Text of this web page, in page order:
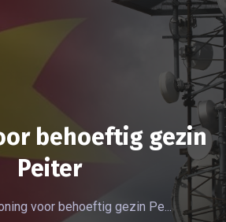
behoeftig gezin
Peiter
voor behoeftig gezin Pe...